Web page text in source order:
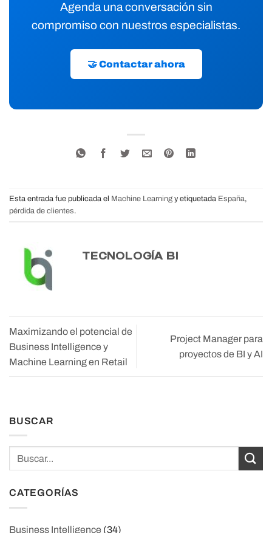
Agenda una conversación sin
compromiso con nuestros especialistas.
🤝 Contactar ahora
Esta entrada fue publicada el Machine Learning y etiquetada España,
pérdida de clientes.
TECNOLOGÍA BI
Maximizando el potencial de
Business Intelligence y
Machine Learning en Retail
Project Manager para
proyectos de BI y AI
BUSCAR
CATEGORÍAS
Business Intelligence (34)